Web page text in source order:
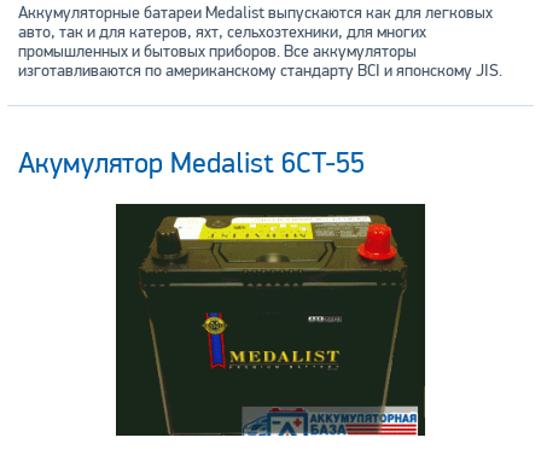
Аккумуляторные батареи Medalist выпускаются как для легковых
авто, так и для катеров, яхт, сельхозтехники, для многих
промышленных и бытовых приборов. Все аккумуляторы
изготавливаются по американскому стандарту BCI и японскому JIS.
Акумулятор Medalist 6CT-55